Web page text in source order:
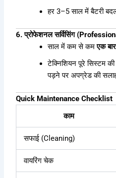
हर 3–5 साल में बैटरी
6. प्रोफेशनल सर्विसिंग
साल में कम से कमएक
टेक्निशियन पूरे सिस्टम
पड़ने पर अपग्रेड की
Quick Maintenance Checklist
काम
सफाई (Cleaning)
वायरिंग चेक